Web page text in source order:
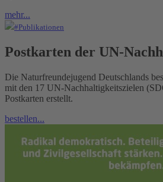
mehr...
#Publikationen
Postkarten der UN-
Die Naturfreundejugend Deutschlands
mit den 17 UN-Nachhaltigkeitszielen
Postkarten erstellt.
bestellen...